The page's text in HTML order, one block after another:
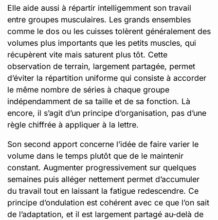
Elle aide aussi à répartir intelligemment son travail
entre groupes musculaires. Les grands ensembles
comme le dos ou les cuisses tolèrent généralement des
volumes plus importants que les petits muscles, qui
récupèrent vite mais saturent plus tôt. Cette
observation de terrain, largement partagée, permet
d’éviter la répartition uniforme qui consiste à accorder
le même nombre de séries à chaque groupe
indépendamment de sa taille et de sa fonction. Là
encore, il s’agit d’un principe d’organisation, pas d’une
règle chiffrée à appliquer à la lettre.
Son second apport concerne l’idée de faire varier le
volume dans le temps plutôt que de le maintenir
constant. Augmenter progressivement sur quelques
semaines puis alléger nettement permet d’accumuler
du travail tout en laissant la fatigue redescendre. Ce
principe d’ondulation est cohérent avec ce que l’on sait
de l’adaptation, et il est largement partagé au-delà de